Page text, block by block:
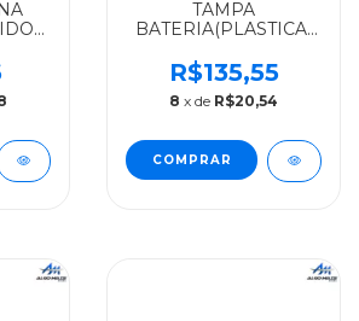
TAMPA
BATERIA(PLASTICA)
ALGOMAIS TODOS
MEDIOS E PESADOS
DE 91 A 2000 -
R$135,55
8 x de R$20,54